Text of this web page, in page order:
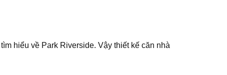
hiểu về Park Riverside. Vậy thiết kế căn nhà